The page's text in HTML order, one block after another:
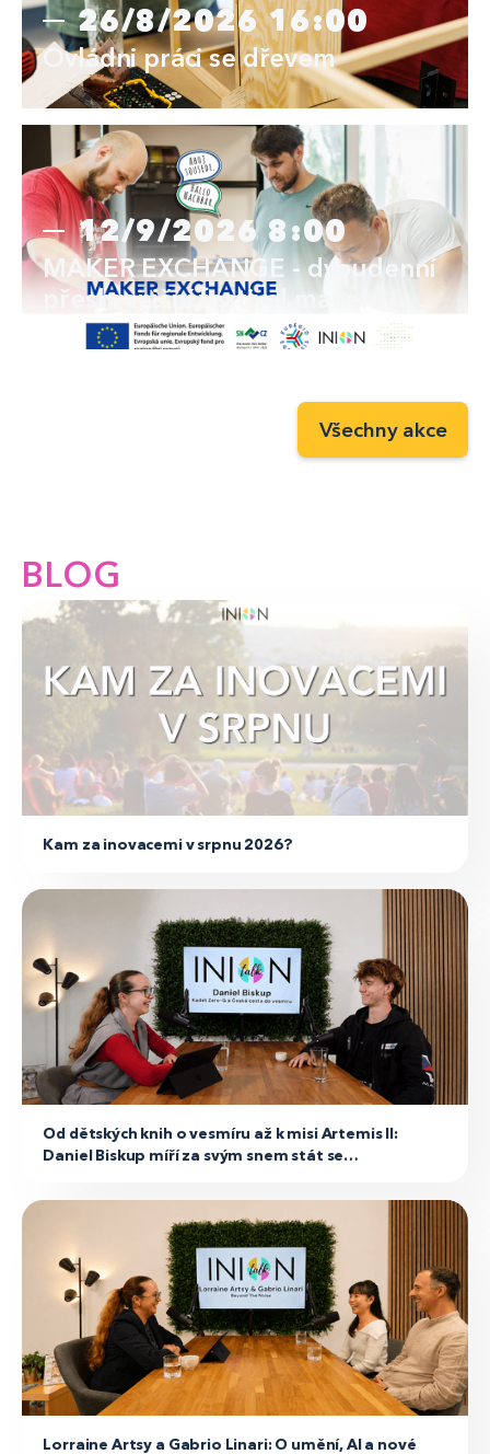
26/8/2026 16:00
Ovládni práci se dřevem
12/9/2026 8:00
MAKER EXCHANGE - dvoudenní
přeshraniční festival makerů
Všechny akce
BLOG
Pozvánka
Kam za inovacemi v srpnu 2026?
INION Talk podcast
Od dětských knih o vesmíru až k misi Artemis II:
Daniel Biskup míří za svým snem stát se
INION Talk podcast
Lorraine Artsy a Gabrio Linari: O umění, AI a nové